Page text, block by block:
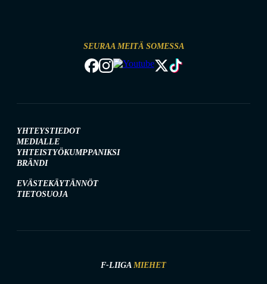
SEURAA MEITÄ SOMESSA
YHTEYSTIEDOT
MEDIALLE
YHTEISTYÖKUMPPANIKSI
BRÄNDI
EVÄSTEKÄYTÄNNÖT
TIETOSUOJA
F-LIIGA MIEHET